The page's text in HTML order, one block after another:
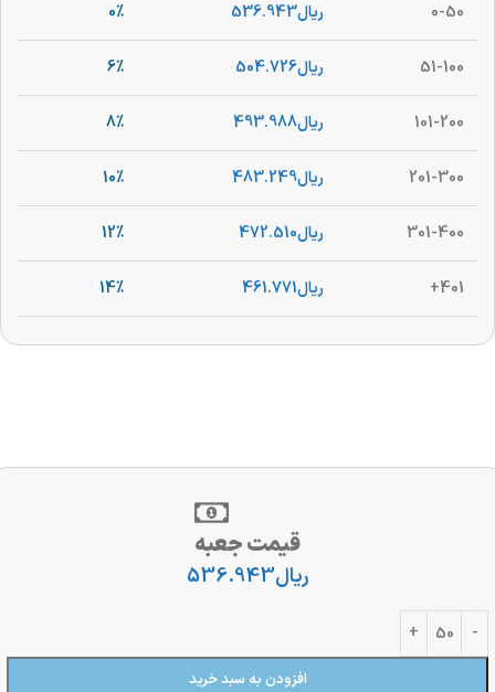
0-50 ریال536.943
0%
51-100 ریال504.726
6%
101-200 ریال493.988
8%
201-300 ریال483.249
10%
301-400 ریال472.510
12%
401+ ریال461.771
14%
قیمت جعبه
ریال536.943
افزودن به سبد خرید